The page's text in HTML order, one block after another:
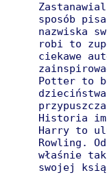
sposób
nazwiska
robi to
ciekawe
Potter to
Historia
Harry to
Rowling.
właśnie
swojej